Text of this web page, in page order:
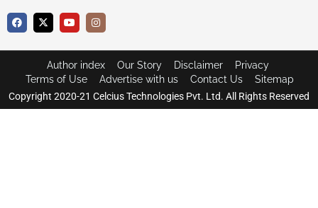
Copyright 2020-21 Celcius Technologies Pvt. Ltd. All Rights Reserved
Author index Our Story Disclaimer
Privacy
Terms of Use
Advertise with us Contact Us Sitemap